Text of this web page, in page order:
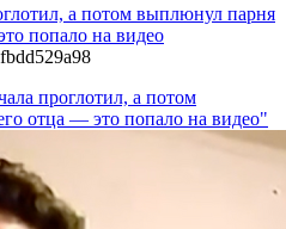
а потом выплюнул парня
попало на видео
проглотил, а потом
отца — это попало на видео"